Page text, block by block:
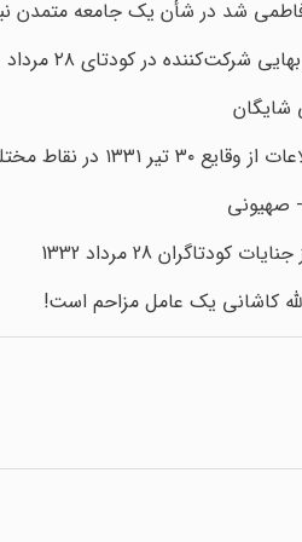
فاطمی شد در شأن یک جامعه متمدن
شرکت‌کننده در کودتای ۲۸ مرداد
شایگان
۱۳۳۱ در نقاط مختلف کشور
صهیونی
28 مرداد 1332
کاشانی یک عامل مزاحم است!